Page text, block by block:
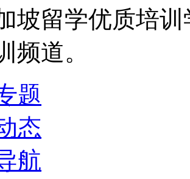
坡留学优质培
频道。
题
态
航